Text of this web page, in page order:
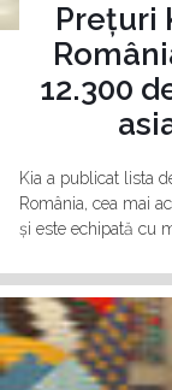
Prețuri
12.300
Kia a publicat lista
România, cea mai
și este echipată cu